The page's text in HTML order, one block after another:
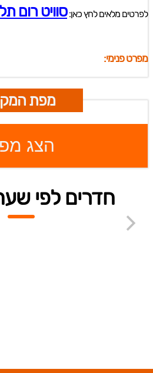
לפרטים מלאים לחץ כאן:סוויט רום
מפרט פנימי:
מפת
הצג
חדרים לפי